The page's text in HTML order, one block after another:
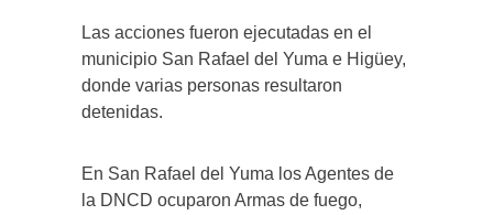
Las acciones fueron ejecutadas en el
municipio San Rafael del Yuma e Higüey,
donde varias personas resultaron
detenidas.
En San Rafael del Yuma los Agentes de
la DNCD ocuparon Armas de fuego,